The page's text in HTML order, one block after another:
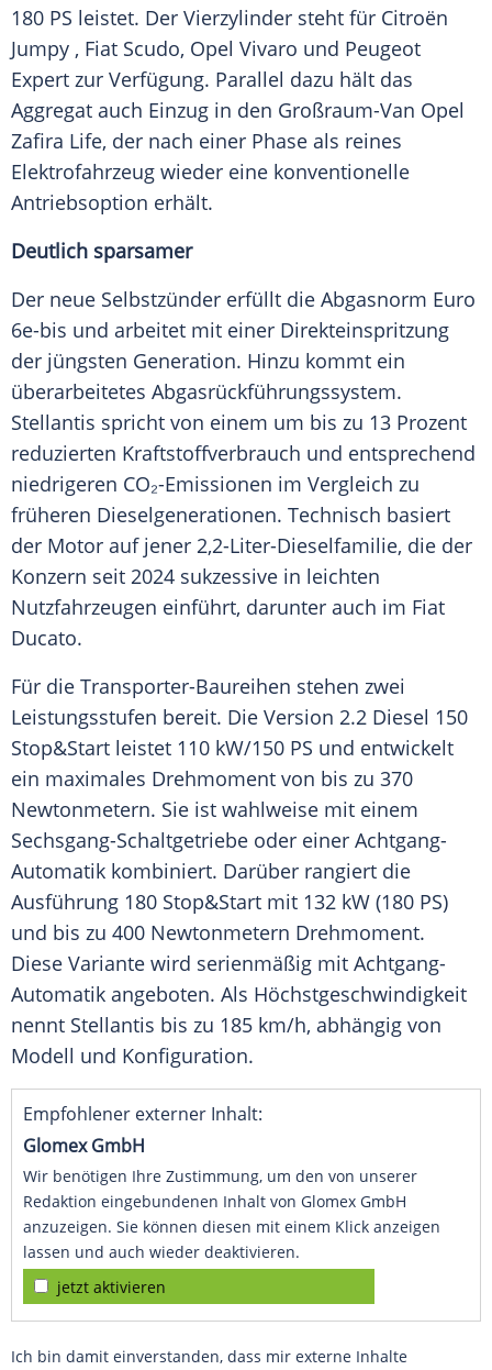
180 PS leistet. Der Vierzylinder steht für Citroën
Jumpy , Fiat Scudo, Opel Vivaro und Peugeot
Expert zur Verfügung. Parallel dazu hält das
Aggregat auch Einzug in den Großraum-Van Opel
Zafira Life, der nach einer Phase als reines
Elektrofahrzeug wieder eine konventionelle
Antriebsoption erhält.
Deutlich sparsamer
Der neue Selbstzünder erfüllt die Abgasnorm Euro
6e-bis und arbeitet mit einer Direkteinspritzung
der jüngsten Generation. Hinzu kommt ein
überarbeitetes Abgasrückführungssystem.
Stellantis spricht von einem um bis zu 13 Prozent
reduzierten Kraftstoffverbrauch und entsprechend
niedrigeren CO₂-Emissionen im Vergleich zu
früheren Dieselgenerationen. Technisch basiert
der Motor auf jener 2,2-Liter-Dieselfamilie, die der
Konzern seit 2024 sukzessive in leichten
Nutzfahrzeugen einführt, darunter auch im Fiat
Ducato.
Für die Transporter-Baureihen stehen zwei
Leistungsstufen bereit. Die Version 2.2 Diesel 150
Stop&Start leistet 110 kW/150 PS und entwickelt
ein maximales Drehmoment von bis zu 370
Newtonmetern. Sie ist wahlweise mit einem
Sechsgang-Schaltgetriebe oder einer Achtgang-
Automatik kombiniert. Darüber rangiert die
Ausführung 180 Stop&Start mit 132 kW (180 PS)
und bis zu 400 Newtonmetern Drehmoment.
Diese Variante wird serienmäßig mit Achtgang-
Automatik angeboten. Als Höchstgeschwindigkeit
nennt Stellantis bis zu 185 km/h, abhängig von
Modell und Konfiguration.
Empfohlener externer Inhalt:
Glomex GmbH
Wir benötigen Ihre Zustimmung, um den von unserer
Redaktion eingebundenen Inhalt von Glomex GmbH
anzuzeigen. Sie können diesen mit einem Klick anzeigen
lassen und auch wieder deaktivieren.
jetzt aktivieren
Ich bin damit einverstanden, dass mir externe Inhalte